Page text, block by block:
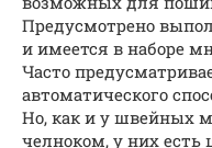
Предусмотрено
и имеется в наборе
Часто
автоматического
Но, как и у швейных
челноком, у них